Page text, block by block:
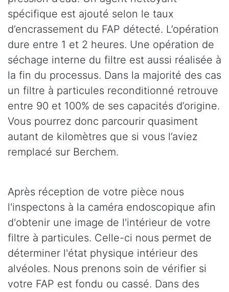
spécifique est ajouté selon le taux
d’encrassement du FAP détecté. L’opération
dure entre 1 et 2 heures. Une opération de
séchage interne du filtre est aussi réalisée à
la fin du processus. Dans la majorité des cas
un filtre à particules reconditionné retrouve
entre 90 et 100% de ses capacités d’origine.
Vous pourrez donc parcourir quasiment
autant de kilomètres que si vous l’aviez
remplacé sur Berchem.
Après réception de votre pièce nous
l'inspectons à la caméra endoscopique afin
d'obtenir une image de l'intérieur de votre
filtre à particules. Celle-ci nous permet de
déterminer l'état physique intérieur des
alvéoles. Nous prenons soin de vérifier si
votre FAP est fondu ou cassé. Dans des